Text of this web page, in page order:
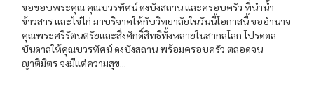
ขอขอบพระคุณ คุณบวรทัศน์ ดงบังสถาน และครอบครัว ที่นำน้ำ
ข้าวสาร และไข่ไก่ มาบริจาคให้กับวิทยาลัยในวันนี้โอกาสนี้ ขออำนาจ
คุณพระศรีรัตนตรัยและสิ่งศักดิ์สิทธิทั้งหลายในสากลโลก โปรดดล
บันดาลให้คุณบวรทัศน์ ดงบังสถาน พร้อมครอบครัว ตลอดจน
ญาติมิตร จงมีแต่ความสุข...